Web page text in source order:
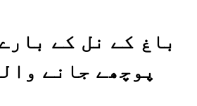
باغ کے نل کے
پوچھے جانے